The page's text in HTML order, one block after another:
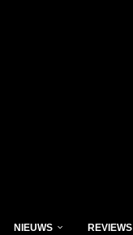
NIEUWS REVIEWS